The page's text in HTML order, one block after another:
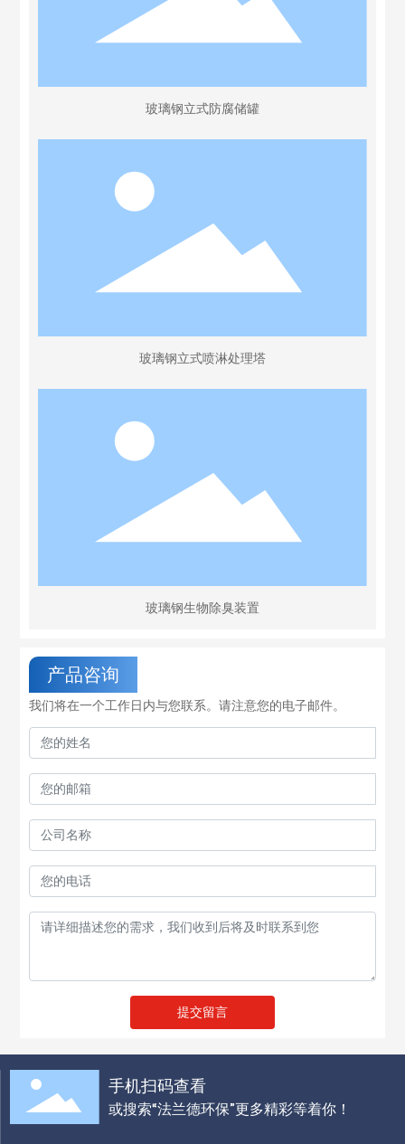
玻璃钢立式防腐储罐
玻璃钢立式喷淋处理塔
玻璃钢生物除臭装置
产品咨询
我们将在一个工作日内与您联系。请注意您的电子邮件。
提交留言
手机扫码查看
或搜索“法兰德环保”更多精彩等着你！